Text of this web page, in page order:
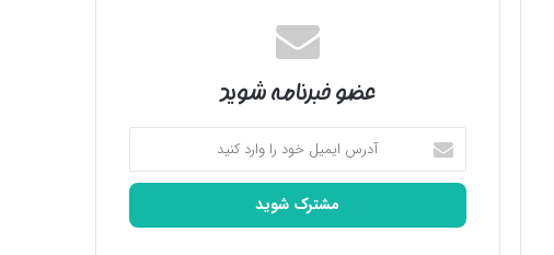
عضو خبرنامه شوید
آدرس
ایمیل
خود
وارد